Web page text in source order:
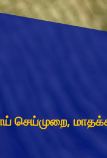
செய்முறை,